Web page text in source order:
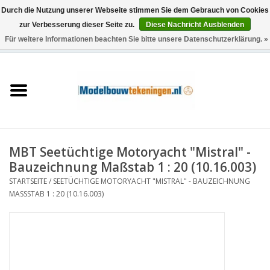
0 Artikel - €0,00
Schiffe
Holzbau
Landschaft
MBT Seetüchtige Motoryacht "Mistral" -
Bauzeichnung Maßstab 1 : 20 (10.16.003)
STARTSEITE/ SEETÜCHTIGE MOTORYACHT "MISTRAL" - BAUZEICHNUNG
MASSSTAB 1 : 20 (10.16.003)
Durch die Nutzung unserer Webseite stimmen Sie dem Gebrauch von Cookies
zur Verbesserung dieser Seite zu.
Diese Nachricht Ausblenden
Für weitere Informationen beachten Sie bitte unsere Datenschutzerklärung. »